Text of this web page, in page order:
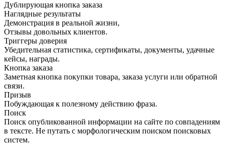
Дублирующая кнопка заказа
Наглядные результаты
Демонстрация в реальной жизни,
Отзывы довольных клиентов.
Триггеры доверия
Убедительная статистика, сертификаты, документы, удачные
кейсы, награды.
Кнопка заказа
Заметная кнопка покупки товара, заказа услуги или обратной
связи.
Призыв
Побуждающая к полезному действию фраза.
Поиск
Поиск опубликованной информации на сайте по совпадениям
в тексте. Не путать с морфологическим поиском поисковых
систем.